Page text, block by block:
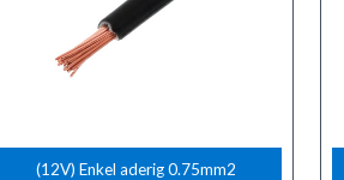
(12V) Enkel aderig 0.75mm2